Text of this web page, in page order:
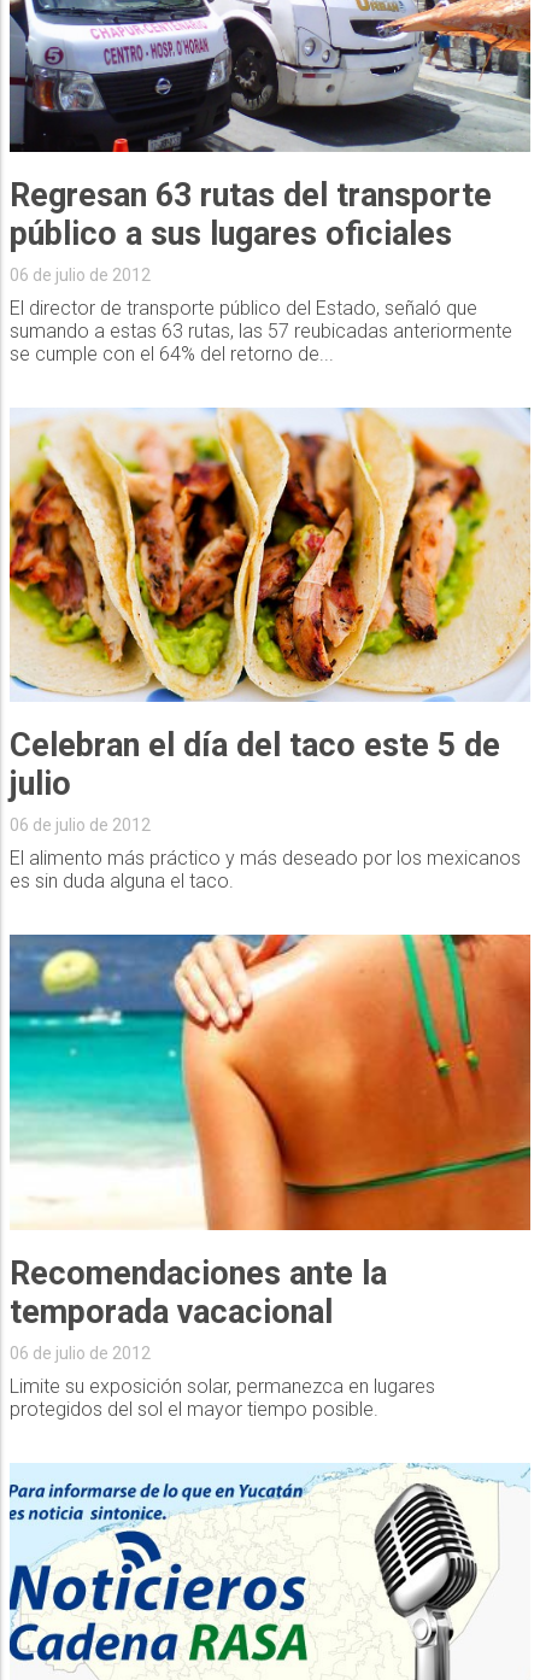
Regresan 63 rutas del transporte
público a sus lugares oficiales
06 de julio de 2012
El director de transporte público del Estado, señaló que
sumando a estas 63 rutas, las 57 reubicadas anteriormente
se cumple con el 64% del retorno de...
Celebran el día del taco este 5 de
julio
06 de julio de 2012
El alimento más práctico y más deseado por los mexicanos
es sin duda alguna el taco.
Recomendaciones ante la
temporada vacacional
06 de julio de 2012
Limite su exposición solar, permanezca en lugares
protegidos del sol el mayor tiempo posible.